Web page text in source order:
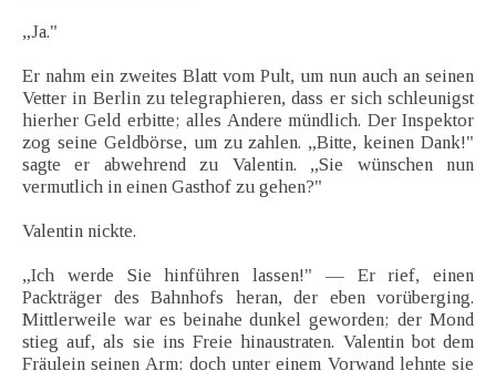
„Ja."
Er nahm ein zweites Blatt vom Pult, um nun auch an seinen
Vetter in Berlin zu telegraphieren, dass er sich schleunigst
hierher Geld erbitte; alles Andere mündlich. Der Inspektor
zog seine Geldbörse, um zu zahlen. „Bitte, keinen Dank!"
sagte er abwehrend zu Valentin. „Sie wünschen nun
vermutlich in einen Gasthof zu gehen?"
Valentin nickte.
„Ich werde Sie hinführen lassen!" — Er rief, einen
Packträger des Bahnhofs heran, der eben vorüberging.
Mittlerweile war es beinahe dunkel geworden; der Mond
stieg auf, als sie ins Freie hinaustraten. Valentin bot dem
Fräulein seinen Arm; doch unter einem Vorwand lehnte sie